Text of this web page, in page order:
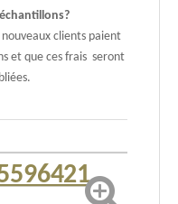
nouveaux clients paient
et que ces frais seront